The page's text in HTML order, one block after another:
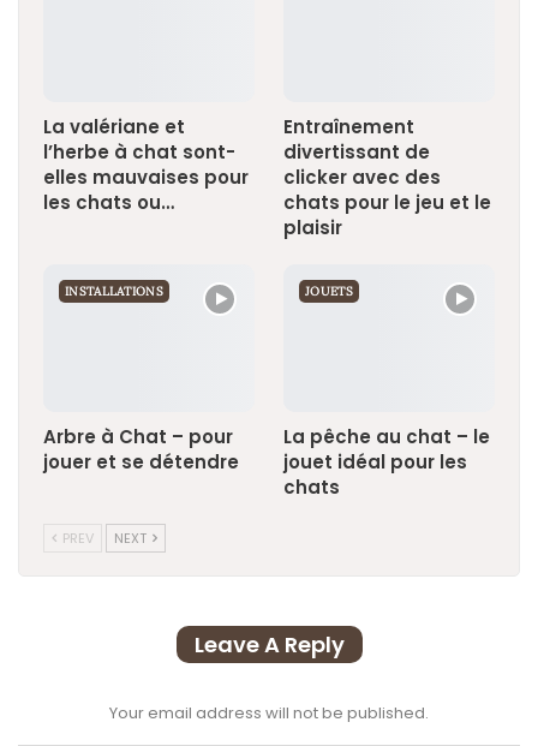
La valériane et
l’herbe à chat sont-
elles mauvaises pour
les chats ou…
Entraînement
divertissant de
clicker avec des
chats pour le jeu et le
plaisir
INSTALLATIONS
Arbre à Chat – pour
jouer et se détendre
JOUETS
La pêche au chat – le
jouet idéal pour les
chats
PREV NEXT
Leave A Reply
Your email address will not be published.